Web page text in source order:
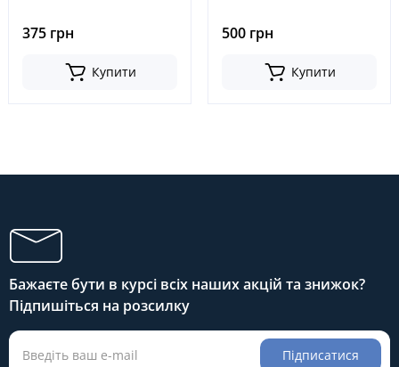
375 грн
Купити
500 грн
Купити
Бажаєте бути в курсі всіх наших акцій та знижок?
Підпишіться на розсилку
Підписатися